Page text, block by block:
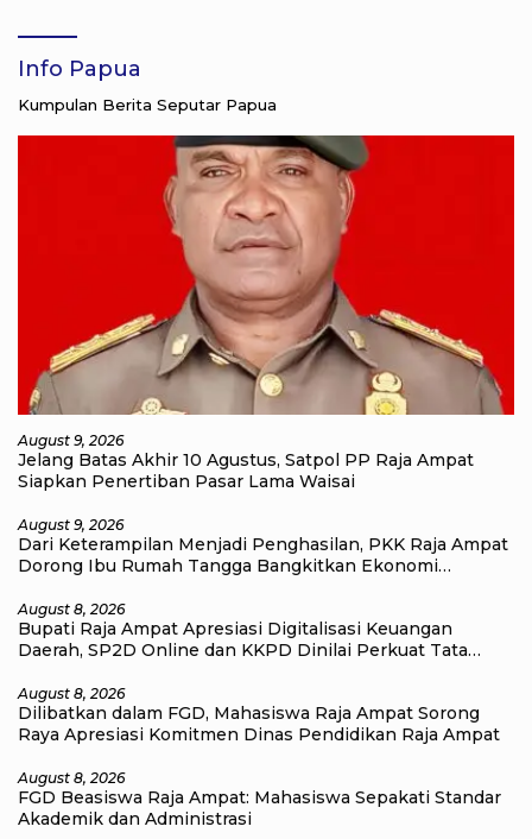
Info Papua
Kumpulan Berita Seputar Papua
August 9, 2026
Jelang Batas Akhir 10 Agustus, Satpol PP Raja Ampat
Siapkan Penertiban Pasar Lama Waisai
August 9, 2026
Dari Keterampilan Menjadi Penghasilan, PKK Raja Ampat
Dorong Ibu Rumah Tangga Bangkitkan Ekonomi
August 8, 2026
Bupati Raja Ampat Apresiasi Digitalisasi Keuangan
Daerah, SP2D Online dan KKPD Dinilai Perkuat Tata
August 8, 2026
Dilibatkan dalam FGD, Mahasiswa Raja Ampat Sorong
Raya Apresiasi Komitmen Dinas Pendidikan Raja Ampat
August 8, 2026
FGD Beasiswa Raja Ampat: Mahasiswa Sepakati Standar
Akademik dan Administrasi